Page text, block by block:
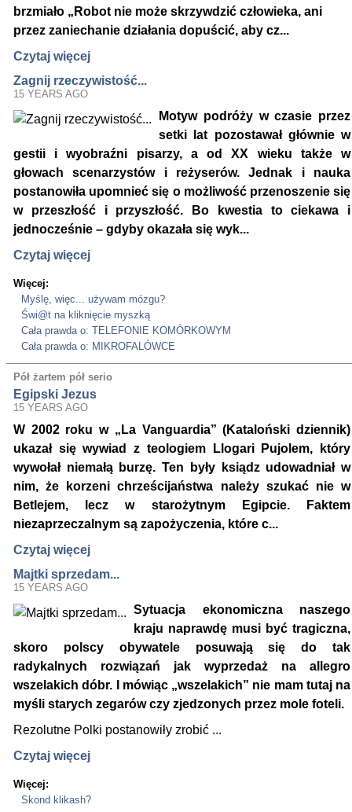
brzmiało „Robot nie może skrzywdzić człowieka, ani
przez zaniechanie działania dopuścić, aby cz...
Czytaj więcej
Zagnij rzeczywistość...
15 YEARS AGO
Motyw podróży w czasie przez
setki lat pozostawał głównie w
gestii i wyobraźni pisarzy, a od XX wieku także w
głowach scenarzystów i reżyserów. Jednak i nauka
postanowiła upomnieć się o możliwość przenoszenie się
w przeszłość i przyszłość. Bo kwestia to ciekawa i
jednocześnie – gdyby okazała się wyk...
Czytaj więcej
Więcej:
Myślę, więc... używam mózgu?
Świ@t na kliknięcie myszką
Cała prawda o: TELEFONIE KOMÓRKOWYM
Cała prawda o: MIKROFALÓWCE
Pół żartem pół serio
Egipski Jezus
15 YEARS AGO
W 2002 roku w „La Vanguardia” (Kataloński dziennik)
ukazał się wywiad z teologiem Llogari Pujolem, który
wywołał niemałą burzę. Ten były ksiądz udowadniał w
nim, że korzeni chrześcijaństwa należy szukać nie w
Betlejem, lecz w starożytnym Egipcie. Faktem
niezaprzeczalnym są zapożyczenia, które c...
Czytaj więcej
Majtki sprzedam...
15 YEARS AGO
Sytuacja ekonomiczna naszego
kraju naprawdę musi być tragiczna,
skoro polscy obywatele posuwają się do tak
radykalnych rozwiązań jak wyprzedaż na allegro
wszelakich dóbr. I mówiąc „wszelakich” nie mam tutaj na
myśli starych zegarów czy zjedzonych przez mole foteli.
Rezolutne Polki postanowiły zrobić ...
Czytaj więcej
Więcej:
Skond klikash?